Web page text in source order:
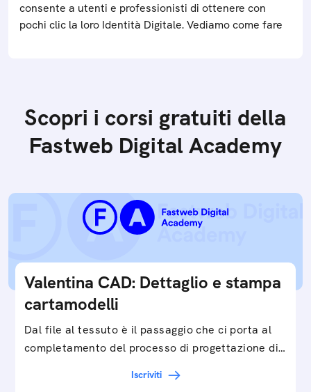
consente a utenti e professionisti di ottenere con
pochi clic la loro Identità Digitale. Vediamo come fare
Scopri i corsi gratuiti della
Fastweb Digital Academy
Valentina CAD: Dettaglio e stampa
cartamodelli
Dal file al tessuto è il passaggio che ci porta al
completamento del processo di progettazione di
Iscriviti